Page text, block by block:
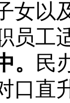
女以
员工
。
民
口直